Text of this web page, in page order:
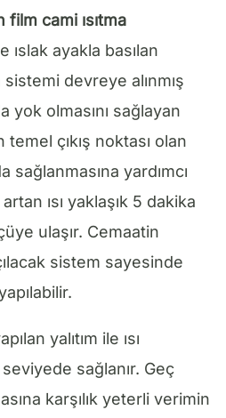
film cami ısıtma
ıslak ayakla basılan
devreye alınmış
yok olmasını sağlayan
temel çıkış noktası olan
yardımcı
ısı yaklaşık 5 dakika
ulaşır. Cemaatin
sistem sayesinde
yalıtım ile ısı
sağlanır. Geç
karşılık yeterli verimin